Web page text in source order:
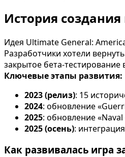
История
Идея Ultimate General:
Разработчики хотели
закрытое бета-
Ключевые этапы развития:
2023 (релиз): 15
2024: обновление
2025: обновление
2025 (осень):
Как развивалась игра